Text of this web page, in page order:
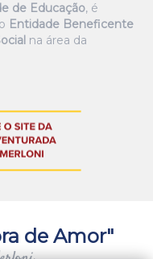
de Educação, é
Entidade Beneficente
na área da
de Amor"